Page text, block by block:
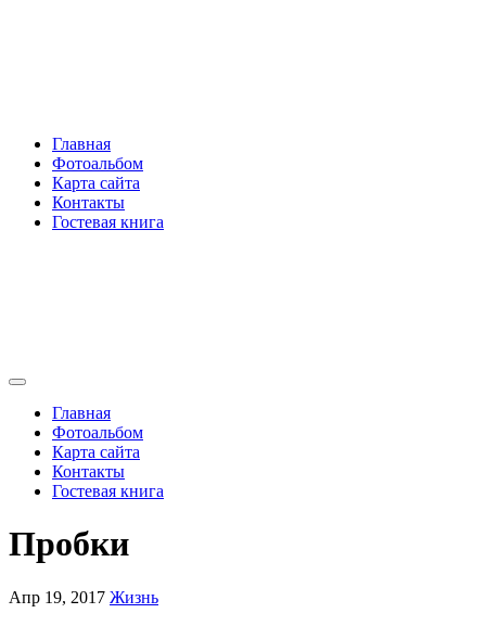
Главная
Фотоальбом
Карта сайта
Контакты
Гостевая книга
Главная
Фотоальбом
Карта сайта
Контакты
Гостевая книга
Пробки
Апр 19, 2017 Жизнь